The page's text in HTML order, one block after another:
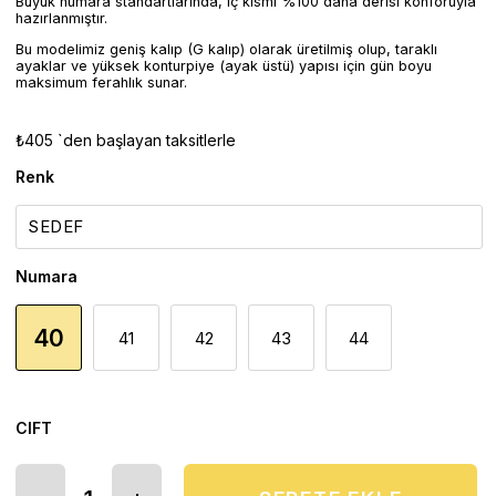
hazırlanmıştır.
Bu modelimiz geniş kalıp (G kalıp) olarak üretilmiş olup, taraklı
ayaklar ve yüksek konturpiye (ayak üstü) yapısı için gün boyu
maksimum ferahlık sunar.
₺405 `den başlayan taksitlerle
Renk
Numara
40 41 42 43 44
CIFT